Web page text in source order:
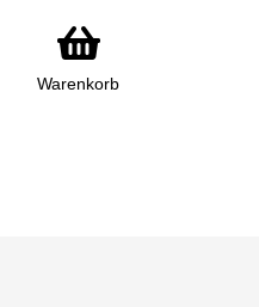
Warenkorb